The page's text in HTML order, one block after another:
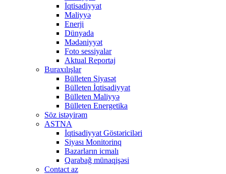
İqtisadiyyat
Maliyyə
Enerji
Dünyada
Mədəniyyət
Foto sessiyalar
Aktual Reportaj
Buraxılışlar
Bülleten Siyasət
Bülleten İqtisadiyyat
Bülleten Maliyyə
Bülleten Energetika
Söz istəyirəm
ASTNA
İqtisadiyyat Göstəriciləri
Siyası Monitorinq
Bazarların icmalı
Qarabağ münaqişəsi
Contact az